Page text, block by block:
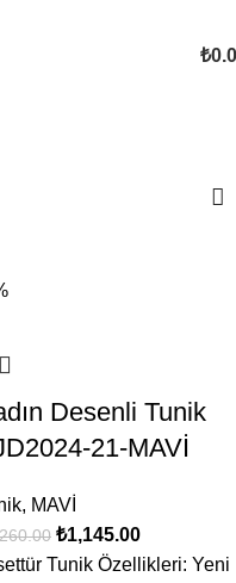
₺
Desenli Tunik
21-MAVİ
, MAVİ
₺1,145.00
Tunik Özellikleri: Yeni